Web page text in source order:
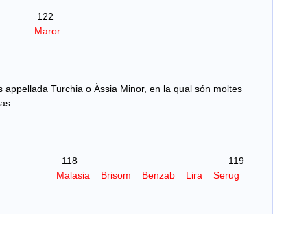
Maror
Turchia o Àssia Minor, en la qual són moltes
119
Malasia Brisom Benzab Lira Serug